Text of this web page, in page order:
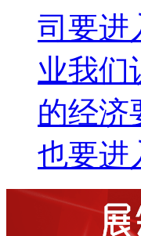
司要进
业我们
的经济
也要进